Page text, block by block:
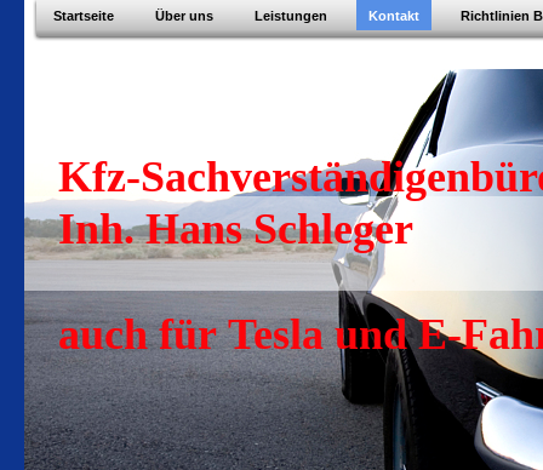
Startseite Über uns Leistungen Kontakt Richtlinien
Kfz-
Inh. Hans Schleger
auch für Tesla und E-